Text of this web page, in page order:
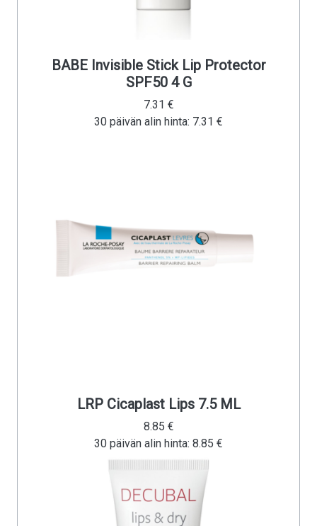
BABE Invisible Stick Lip Protector
SPF50 4 G
7.31 €
30 päivän alin hinta: 7.31 €
LRP Cicaplast Lips 7.5 ML
8.85 €
30 päivän alin hinta: 8.85 €